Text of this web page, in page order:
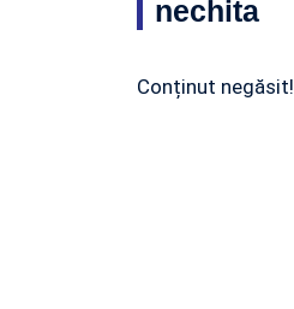
nechita
Conținut negăsit!